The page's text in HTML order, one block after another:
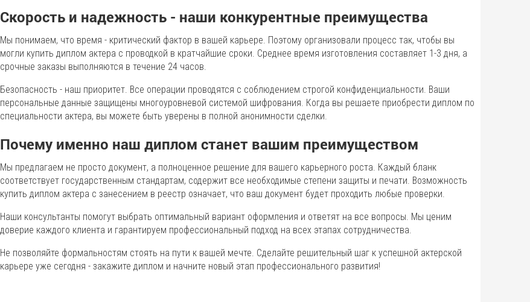
Скорость и надежность - наши конкурентные преимущества
Мы понимаем, что время - критический фактор в вашей карьере. Поэтому организовали процесс так, чтобы вы
могли купить диплом актера с проводкой в кратчайшие сроки. Среднее время изготовления составляет 1-3 дня, а
срочные заказы выполняются в течение 24 часов.
Безопасность - наш приоритет. Все операции проводятся с соблюдением строгой конфиденциальности. Ваши
персональные данные защищены многоуровневой системой шифрования. Когда вы решаете приобрести диплом по
специальности актера, вы можете быть уверены в полной анонимности сделки.
Почему именно наш диплом станет вашим преимуществом
Мы предлагаем не просто документ, а полноценное решение для вашего карьерного роста. Каждый бланк
соответствует государственным стандартам, содержит все необходимые степени защиты и печати. Возможность
купить диплом актера с занесением в реестр означает, что ваш документ будет проходить любые проверки.
Наши консультанты помогут выбрать оптимальный вариант оформления и ответят на все вопросы. Мы ценим
доверие каждого клиента и гарантируем профессиональный подход на всех этапах сотрудничества.
Не позволяйте формальностям стоять на пути к вашей мечте. Сделайте решительный шаг к успешной актерской
карьере уже сегодня - закажите диплом и начните новый этап профессионального развития!